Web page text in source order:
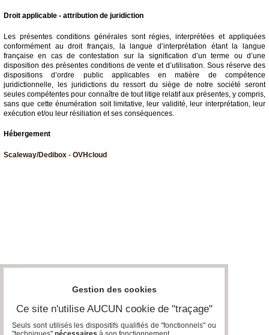
Droit applicable - attribution de juridiction
Les présentes conditions générales sont régies, interprétées et appliquées
conformément au droit français, la langue d’interprétation étant la langue
française en cas de contestation sur la signification d’un terme ou d’une
disposition des présentes conditions de vente et d’utilisation. Sous réserve des
dispositions d’ordre public applicables en matière de compétence
juridictionnelle, les juridictions du ressort du siège de notre société seront
seules compétentes pour connaître de tout litige relatif aux présentes, y compris,
sans que cette énumération soit limitative, leur validité, leur interprétation, leur
exécution et/ou leur résiliation et ses conséquences.
Hébergement
Scaleway/Dedibox - OVHcloud
Gestion des cookies
Ce site n'utilise AUCUN cookie de "traçage"
Seuls sont utilisés les dispositifs qualifiés de "fonctionnels" ou